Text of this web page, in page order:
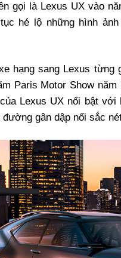
gọi là Lexus UX vào
hé lộ những hình
hạng sang Lexus
Paris Motor Show
Lexus UX nổi bật
gân dập nổi sắc